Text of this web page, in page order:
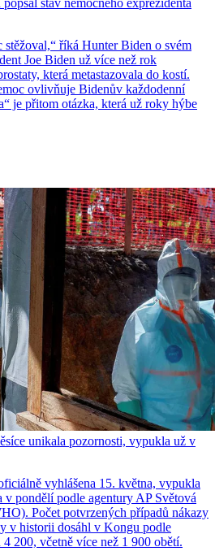
stav nemocného exprezidenta
stěžoval,“ říká Hunter Biden o svém
Joe Biden už více než rok
která metastazovala do kostí.
ovlivňuje Bidenův každodenní
je přitom otázka, která už roky hýbe
unikala pozornosti, vypukla už v
vyhlášena 15. května, vypukla
pondělí podle agentury AP Světová
Počet potvrzených případů nákazy
v historii dosáhl v Kongu podle
200, včetně více než 1 900 obětí.